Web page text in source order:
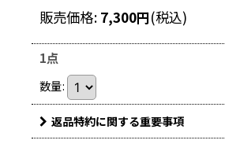
販売価格: 7,300円(税込)
1点
数量:
返品特約に関する重要事項